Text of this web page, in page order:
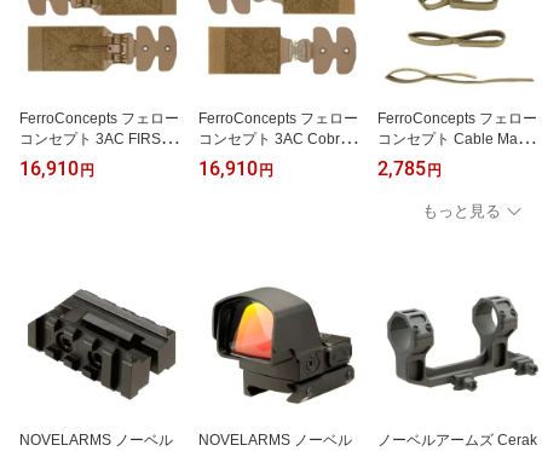
FerroConcepts フェロー
コンセプト 3AC FIRSTS
PEAR TUBES Buckle Kit
3ACファーストスピアチ
16,910 円
FerroConcepts フェロー
コンセプト 3AC Cobra B
uckle Kit ●Color matched
バックルキット 米国製
16,910 円
FerroConcepts フェロー
コンセプト Cable Mana
gement Kit ケーブル管理
キット
2,785 円
もっと見る
NOVELARMS ノーベル
NOVELARMS ノーベル
ノーベルアームズ Cerak